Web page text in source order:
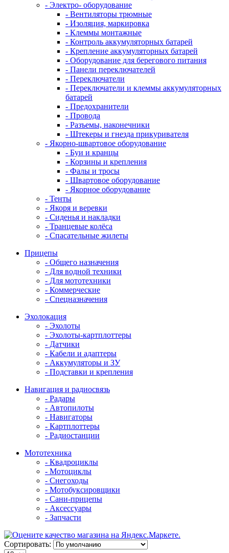
- Электро- оборудование
- Вентиляторы трюмные
- Изоляция, маркировка
- Клеммы монтажные
- Контроль аккумуляторных батарей
- Крепление аккумуляторных батарей
- Оборудование для берегового питания
- Панели переключателей
- Переключатели
- Переключатели и клеммы аккумуляторных
батарей
- Предохранители
- Провода
- Разъемы, наконечники
- Штекеры и гнезда прикуривателя
- Якорно-швартовое оборудование
- Буи и кранцы
- Корзины и крепления
- Фалы и тросы
- Швартовое оборудование
- Якорное оборудование
- Тенты
- Якоря и веревки
- Сиденья и накладки
- Транцевые колёса
- Спасательные жилеты
Прицепы
- Общего назначения
- Для водной техники
- Для мототехники
- Коммерческие
- Спецназначения
Эхолокация
- Эхолоты
- Эхолоты-картплоттеры
- Датчики
- Кабели и адаптеры
- Аккумуляторы и ЗУ
- Подставки и крепления
Навигация и радиосвязь
- Радары
- Автопилоты
- Навигаторы
- Картплоттеры
- Радиостанции
Мототехника
- Квадроциклы
- Мотоциклы
- Снегоходы
- Мотобуксировщики
- Сани-прицепы
- Аксессуары
- Запчасти
Сортировать: